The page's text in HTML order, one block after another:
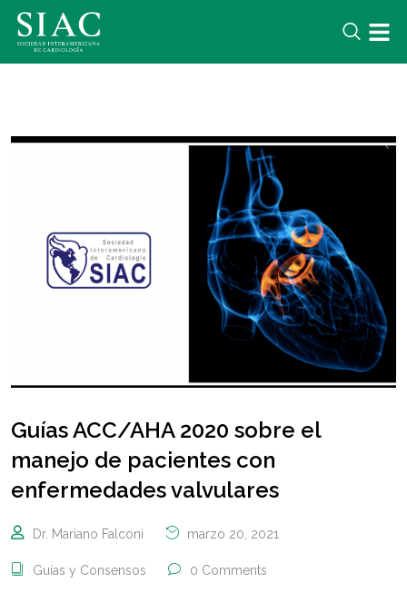
Guías ACC/AHA 2020 sobre el
manejo de pacientes con
enfermedades valvulares
Dr. Mariano Falconi marzo 20, 2021
Guías y Consensos 0 Comments